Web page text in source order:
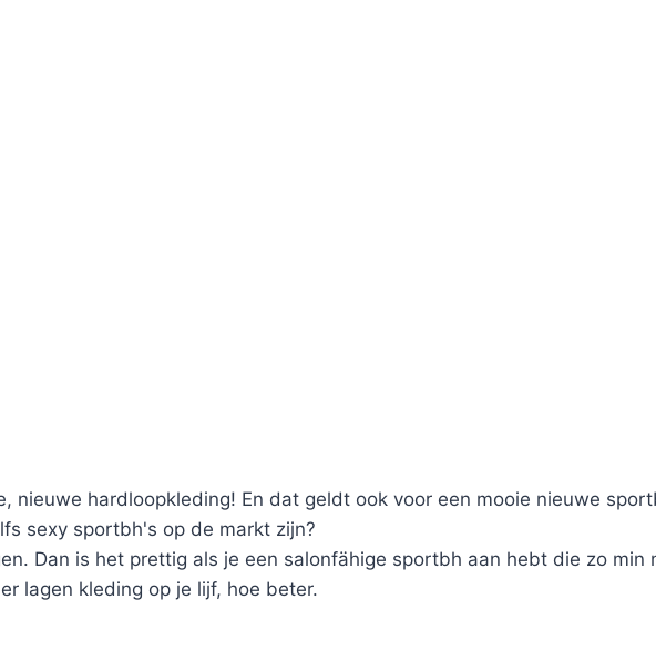
nieuwe hardloopkleding! En dat geldt ook voor een mooie nieuwe
sexy sportbh's op de markt zijn?
Dan is het prettig als je een salonfähige sportbh aan hebt die zo min
lagen kleding op je lijf, hoe beter.